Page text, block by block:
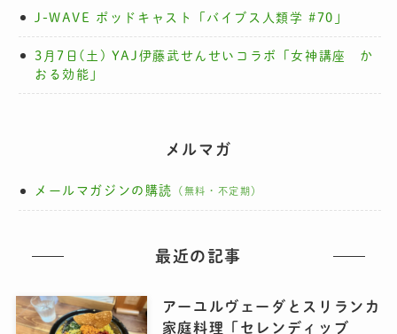
J-WAVE ポッドキャスト「バイブス人類学 #70」
3月7日(土) YAJ伊藤武せんせいコラボ「女神講座 か
おる効能」
メルマガ
メールマガジンの購読 （無料・不定期）
最近の記事
アーユルヴェーダとスリランカ
家庭料理「セレンディッブ